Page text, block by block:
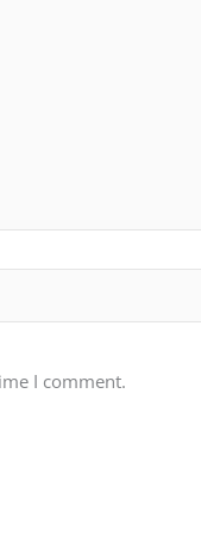
I comment.